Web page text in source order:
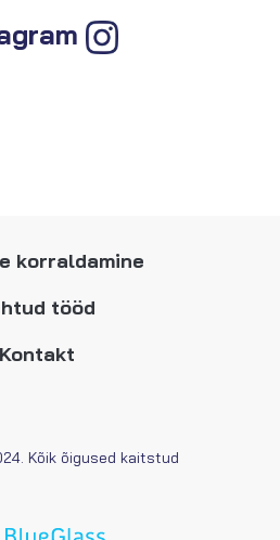
korraldamine
tööd
Kontakt
Kõik õigused kaitstud